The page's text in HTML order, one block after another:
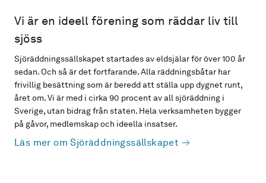
Vi är en ideell förening som räddar liv till
sjöss
Sjöräddningssällskapet startades av eldsjälar för över 100 år
sedan. Och så är det fortfarande. Alla räddningsbåtar har
frivillig besättning som är beredd att ställa upp dygnet runt,
året om. Vi är med i cirka 90 procent av all sjöräddning i
Sverige, utan bidrag från staten. Hela verksamheten bygger
på gåvor, medlemskap och ideella insatser.
Läs mer om Sjöräddningssällskapet